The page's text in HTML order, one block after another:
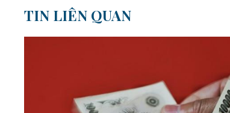
TIN LIÊN QUAN